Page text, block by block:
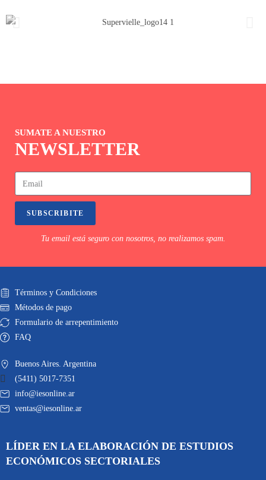
SUMATE A NUESTRO
NEWSLETTER
SUBSCRIBITE
Tu email está seguro con nosotros, no realizamos spam.
Términos y Condiciones
Métodos de pago
Formulario de arrepentimiento
FAQ
Buenos Aires. Argentina
(5411) 5017-7351
info@iesonline.ar
ventas@iesonline.ar
LÍDER EN LA ELABORACIÓN DE ESTUDIOS
ECONÓMICOS SECTORIALES